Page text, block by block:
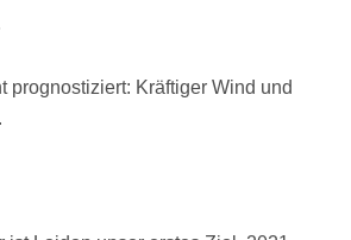
prognostiziert: Kräftiger Wind und